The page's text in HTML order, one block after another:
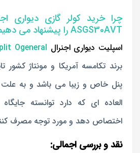
ASGS30AVT را پیشنهاد می دهیم!
اسپلیت دیواری اجنرال
برند تکامسه آمریکا و مونتاژ کشور
پنل خاص و زیبا می باشد و به علت
العاده ای که دارد توانسته
اختصاص دهد و مورد توجه مصرف
نقد و بررسی اجمالی: